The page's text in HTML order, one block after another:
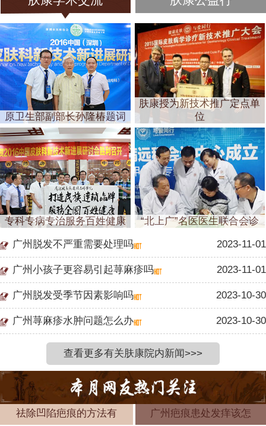
原卫生部副部长孙隆椿题词
肤康授为新技术推广定点单
位
专科专病专治服务百姓健康 “北上广”名医医生联合会诊
广州脱发不严重需要处理吗 2023-11-01
广州小孩子更容易引起荨麻疹吗 2023-11-01
广州脱发受季节因素影响吗 2023-10-30
广州荨麻疹水肿问题怎么办 2023-10-30
查看更多有关肤康院内新闻>>>
祛除凹陷疤痕的方法有 广州疤痕患处发痒该怎